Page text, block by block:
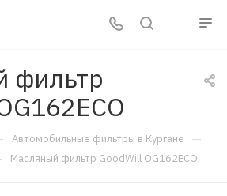
фильтр
Автомобильные фильтры в Кургане —
Масляный фильтр GoodWill OG162ECO